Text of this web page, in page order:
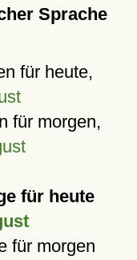
Sprache
für heute,
für morgen,
für heute
für morgen